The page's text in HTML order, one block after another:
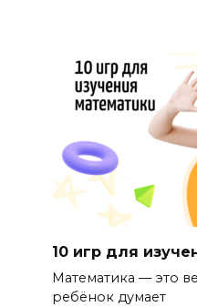
10 игр для
Математика — это
ребёнок думает